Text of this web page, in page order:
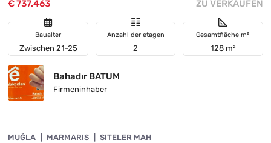
€ 737.463
ZU VERKAUFEN
Baualter
Zwischen 21-25
Anzahl der etagen
2
Gesamtfläche m²
128 m²
Bahadır BATUM
Firmeninhaber
INVESTITION
MUĞLA MARMARIS SITELER MAH